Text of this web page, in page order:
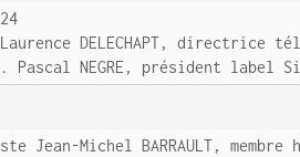
DELECHAPT,
Pascal NEGRE, président label
Michel BARRAULT,